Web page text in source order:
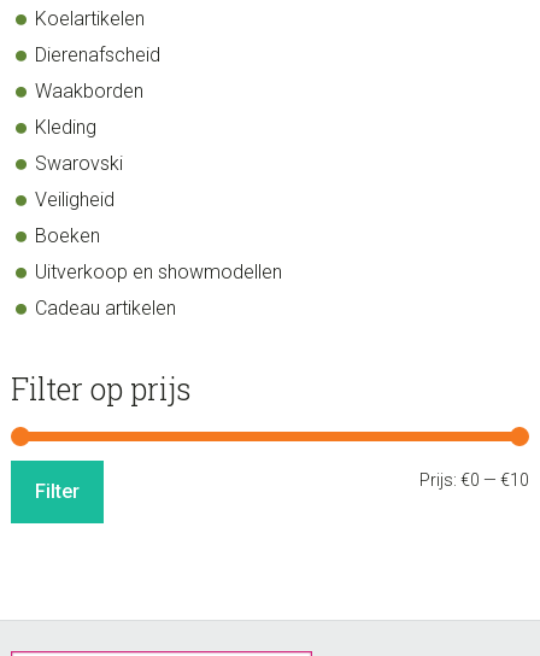
Koelartikelen
Dierenafscheid
Waakborden
Kleding
Swarovski
Veiligheid
Boeken
Uitverkoop en showmodellen
Cadeau artikelen
Filter op prijs
Filter Prijs:€0 —€10